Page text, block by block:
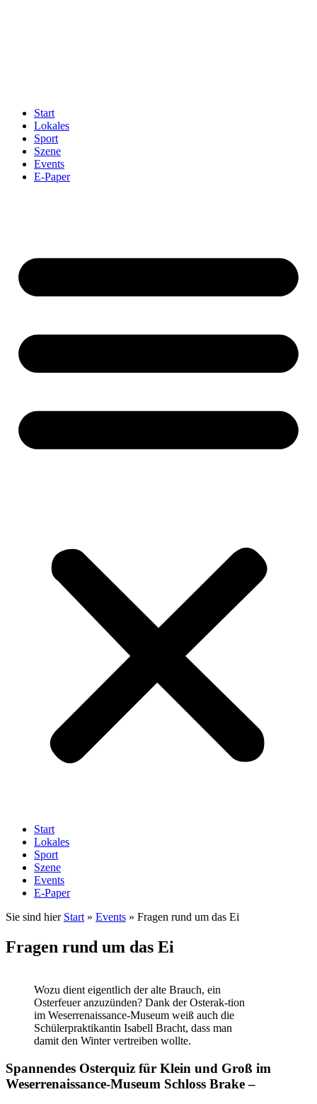
Start
Lokales
Sport
Szene
Events
E-Paper
Start
Lokales
Sport
Szene
Events
E-Paper
Sie sind hier Start » Events » Fragen rund um das Ei
Fragen rund um das Ei
Wozu dient eigentlich der alte Brauch, ein
Osterfeuer anzuzünden? Dank der Osterak-tion
im Weserrenaissance-Museum weiß auch die
Schülerpraktikantin Isabell Bracht, dass man
damit den Winter vertreiben wollte.
Spannendes Osterquiz für Klein und Groß im
Weserrenaissance-Museum Schloss Brake –